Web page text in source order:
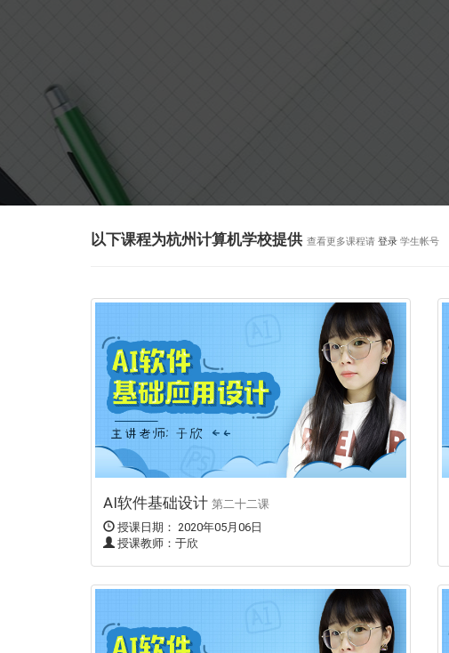
以下课程为杭州计算机学校提供 查看更多课程请 登录 学生帐号
AI软件基础设计 第二十二课
授课日期： 2020年05月06日
授课教师：于欣